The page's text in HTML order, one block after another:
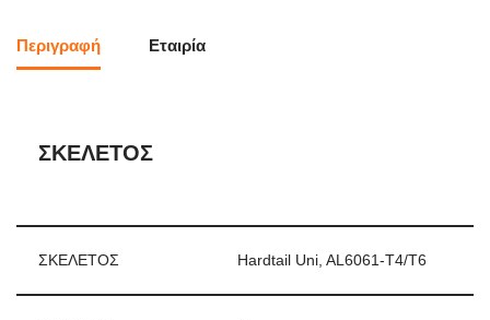
Περιγραφή Εταιρία
ΣΚΕΛΕΤΟΣ
ΣΚΕΛΕΤΟΣ Hardtail Uni, AL6061-T4/T6